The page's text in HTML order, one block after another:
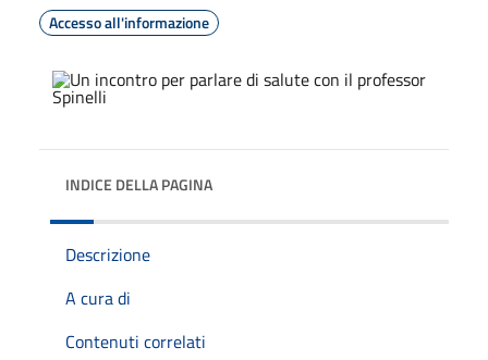
Accesso all'informazione
INDICE DELLA PAGINA
Descrizione
A cura di
Contenuti correlati